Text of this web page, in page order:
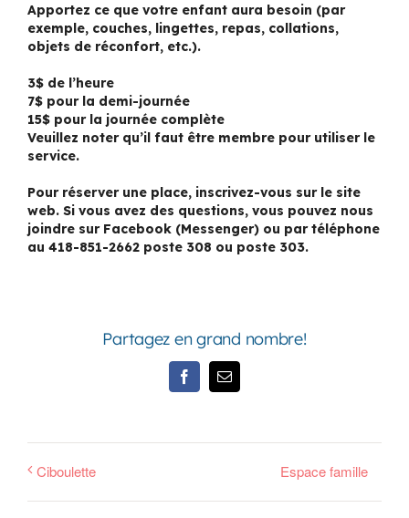
Apportez ce que votre enfant aura besoin (par
exemple, couches, lingettes, repas, collations,
objets de réconfort, etc.).
3$ de l’heure
7$ pour la demi-journée
15$ pour la journée complète
Veuillez noter qu’il faut être membre pour utiliser le
service.
Pour réserver une place, inscrivez-vous sur le site
web. Si vous avez des questions, vous pouvez nous
joindre sur Facebook (Messenger) ou par téléphone
au 418-851-2662 poste 308 ou poste 303.
Partagez en grand nombre!
FacebookEmail
Ciboulette Espace famille